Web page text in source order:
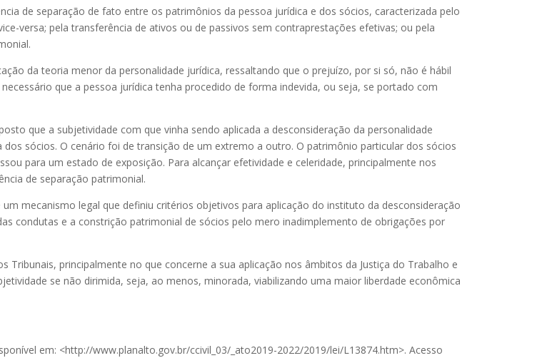
de separação de fato entre os patrimônios da pessoa jurídica e dos sócios, caracterizada pelo
versa; pela transferência de ativos ou de passivos sem contraprestações efetivas; ou pela
da teoria menor da personalidade jurídica, ressaltando que o prejuízo, por si só, não é hábil
que a pessoa jurídica tenha procedido de forma indevida, ou seja, se portado com
que a subjetividade com que vinha sendo aplicada a desconsideração da personalidade
sócios. O cenário foi de transição de um extremo a outro. O patrimônio particular dos sócios
para um estado de exposição. Para alcançar efetividade e celeridade, principalmente nos
de separação patrimonial.
mecanismo legal que definiu critérios objetivos para aplicação do instituto da desconsideração
condutas e a constrição patrimonial de sócios pelo mero inadimplemento de obrigações por
Tribunais, principalmente no que concerne a sua aplicação nos âmbitos da Justiça do Trabalho e
se não dirimida, seja, ao menos, minorada, viabilizando uma maior liberdade econômica
em: <http://www.planalto.gov.br/ccivil_03/_ato2019-2022/2019/lei/L13874.htm>. Acesso